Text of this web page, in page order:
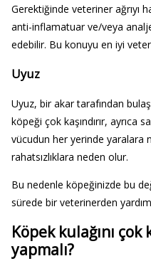
Gerektiğinde veteriner ağrıyı
anti-inflamatuar ve/veya
edebilir. Bu konuyu en iyi
Uyuz
Uyuz, bir akar tarafından
köpeği çok kaşındırır, ayrıca
vücudun her yerinde yaralara
rahatsızlıklara neden olur.
Bu nedenle köpeğinizde bu
sürede bir veterinerden yardım
Köpek kulağını çok
yapmalı?